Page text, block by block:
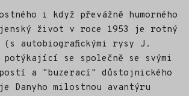
i když převážně humorného
život v roce 1953 je rotný
(s autobiografickými rysy J.
potýkající se společně se svými
a "buzerací" důstojnického
Danyho milostnou avantýru